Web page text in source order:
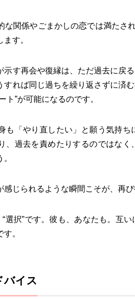
な関係やごまかしの恋では満たさ
す。
示す再会や復縁は、ただ過去に戻
すれば同じ過ちを繰り返さずに済
ト”が可能になるのです。
も「やり直したい」と願う気持
、過去を責めたりするのではな
じられるような瞬間こそが、再
“選択”です。彼も、あなたも。互
。
バイス